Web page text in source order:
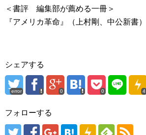
＜書評 編集部が薦める一冊＞
『アメリカ革命』（上村剛、中公新書）
シェアする
error 0 0 4
フォローする